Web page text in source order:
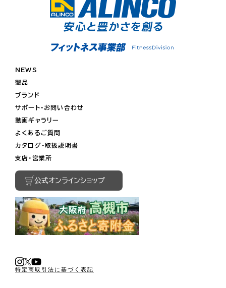
NEWS
製品
ブランド
サポート・お問い合わせ
動画ギャラリー
よくあるご質問
カタログ・取扱説明書
支店・営業所
公式オンラインショップ
特定商取引法に基づく表記